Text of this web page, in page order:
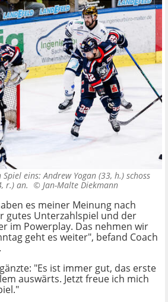
eins: Andrew Yogan (33, h.) schoss
r.) an. © Jan-Malte Diekmann
es meiner Meinung nach
gutes Unterzahlspiel und der
im Powerplay. Das nehmen wir
geht es weiter", befand Coach
"Es ist immer gut, das erste
auswärts. Jetzt freue ich mich